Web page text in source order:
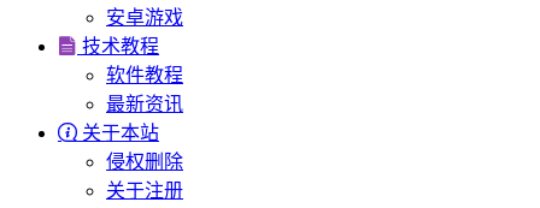
安卓游戏
 技术教程
软件教程
最新资讯
 关于本站
侵权删除
关于注册